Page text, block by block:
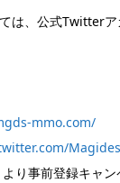
は、公式Twitter
mmo.com/
り事前登録キャン